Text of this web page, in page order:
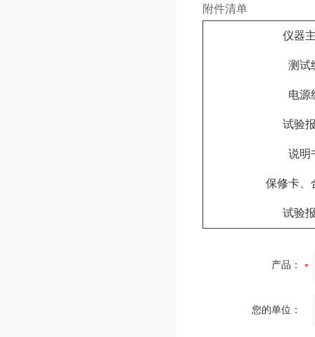
附件清单
仪器
测试
电源
试验
说明
保修卡、
试验
产品：
您的单位：